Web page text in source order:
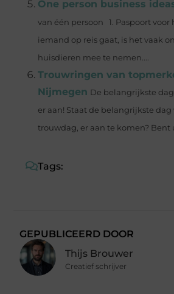
One person business
van één persoon 1. Paspoort
iemand op reis gaat, is het vaak
huisdieren mee te nemen....
Trouwringen van
Nijmegen De belangrijkste
er aan! Staat de belangrijkste dag
trouwdag, er aan te komen? Bent
Tags:
GEPUBLICEERD DOOR
Thijs Brouwer
Creatief schrijver